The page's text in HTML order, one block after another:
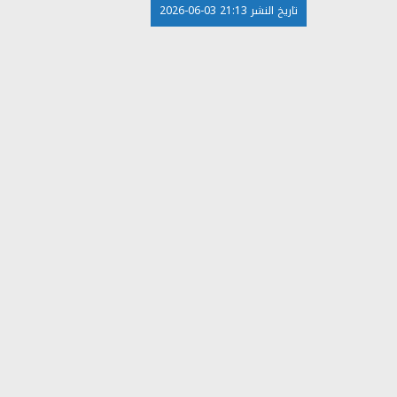
تاريخ النشر 21:13 03-06-2026